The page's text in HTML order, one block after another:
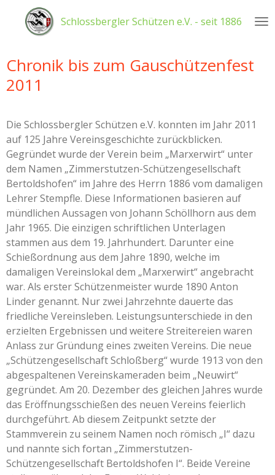
Hauptinhalt
SchlossberglerSchützen e.V. - seit 1886
Chronik bis zum Gauschützenfest
2011
Die Schlossbergler Schützen e.V. konnten im Jahr 2011
auf 125 Jahre Vereinsgeschichte zurückblicken.
Gegründet wurde der Verein beim „Marxerwirt“ unter
dem Namen „Zimmerstutzen-Schützengesellschaft
Bertoldshofen“ im Jahre des Herrn 1886 vom damaligen
Lehrer Stempfle. Diese Informationen basieren auf
mündlichen Aussagen von Johann Schöllhorn aus dem
Jahr 1965. Die einzigen schriftlichen Unterlagen
stammen aus dem 19. Jahrhundert. Darunter eine
Schießordnung aus dem Jahre 1890, welche im
damaligen Vereinslokal dem „Marxerwirt“ angebracht
war. Als erster Schützenmeister wurde 1890 Anton
Linder genannt. Nur zwei Jahrzehnte dauerte das
friedliche Vereinsleben. Leistungsunterschiede in den
erzielten Ergebnissen und weitere Streitereien waren
Anlass zur Gründung eines zweiten Vereins. Die neue
„Schützengesellschaft Schloßberg“ wurde 1913 von den
abgespaltenen Vereinskameraden beim „Neuwirt“
gegründet. Am 20. Dezember des gleichen Jahres wurde
das Eröffnungsschießen des neuen Vereins feierlich
durchgeführt. Ab diesem Zeitpunkt setzte der
Stammverein zu seinem Namen noch römisch „I“ dazu
und nannte sich fortan „Zimmerstutzen-
Schützengesellschaft Bertoldshofen I“. Beide Vereine